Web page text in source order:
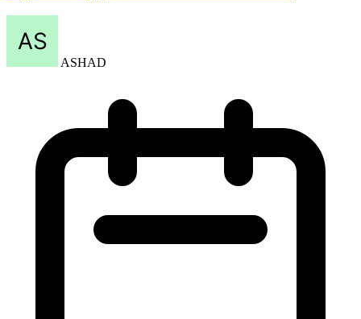
ASHAD